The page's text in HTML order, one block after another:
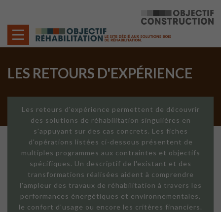
LES RETOURS D'EXPÉRIENCE
Les retours d'expérience permettent de découvrir
des solutions de réhabilitation singulières en
s'appuyant sur des cas concrets. Les fiches
d'opérations listées ci-dessous présentent de
multiples programmes aux contraintes et objectifs
spécifiques. Un descriptif de l'existant et des
transformations réalisées aident à comprendre
l'ampleur des travaux de réhabilitation à travers les
performances énergétiques et environnementales,
le confort d'usage ou encore les critères financiers.